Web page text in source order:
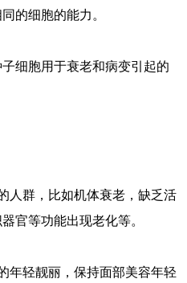
的细胞的能力。
细胞用于衰老和病变引起的
人群，比如机体衰老，缺乏活
官等功能出现老化等。
年轻靓丽，保持面部美容年轻